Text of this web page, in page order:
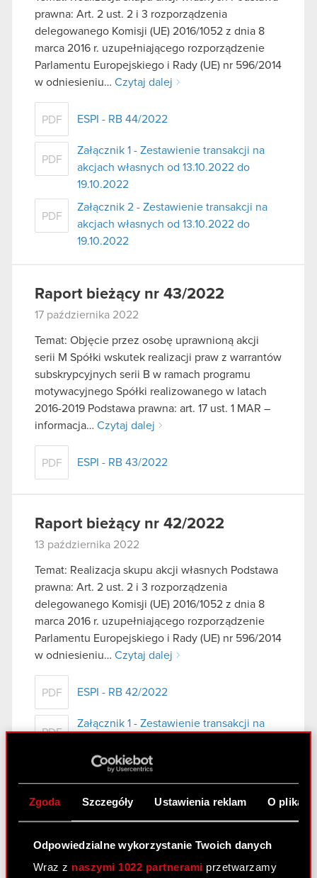
Zgoda Szczegóły Ustawienia reklam O
Odpowiedzialne wykorzystanie Twoich danych
Wraz z naszymi 1022 partnerami przetwarzamy
prawna: Art. 2 ust. 2 i 3 rozporządzenia
delegowanego Komisji (UE) 2016/1052 z dnia 8
marca 2016 r. uzupełniającego rozporządzenie
Parlamentu Europejskiego i Rady (UE) nr 596/2014
w odniesieniu… Czytaj dalej
PDF ESPI - RB 44/2022
PDF
Załącznik 1 - Zestawienie transakcji na
akcjach własnych od 13.10.2022 do
19.10.2022
PDF
Załącznik 2 - Zestawienie transakcji na
akcjach własnych od 13.10.2022 do
19.10.2022
Raport bieżący nr 43/2022
17 października 2022
Temat: Objęcie przez osobę uprawnioną akcji
serii M Spółki wskutek realizacji praw z warrantów
subskrypcyjnych serii B w ramach programu
motywacyjnego Spółki realizowanego w latach
2016-2019 Podstawa prawna: art. 17 ust. 1 MAR –
informacja… Czytaj dalej
PDF ESPI - RB 43/2022
Raport bieżący nr 42/2022
13 października 2022
Temat: Realizacja skupu akcji własnych Podstawa
prawna: Art. 2 ust. 2 i 3 rozporządzenia
delegowanego Komisji (UE) 2016/1052 z dnia 8
marca 2016 r. uzupełniającego rozporządzenie
Parlamentu Europejskiego i Rady (UE) nr 596/2014
w odniesieniu… Czytaj dalej
PDF ESPI - RB 42/2022
PDF
Załącznik 1 - Zestawienie transakcji na
12.10.2022
akcjach własnych od 5.10.2022 do
Raport bieżący nr 41/2022